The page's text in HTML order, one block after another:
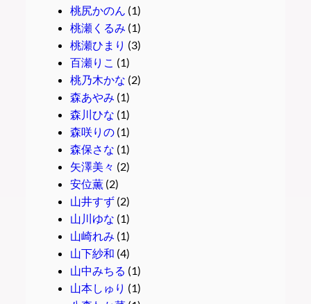
桃尻かのん (1)
桃瀬くるみ (1)
桃瀬ひまり (3)
百瀬りこ (1)
桃乃木かな (2)
森あやみ (1)
森川ひな (1)
森咲りの(1)
森保さな (1)
矢澤美々 (2)
安位薫(2)
山井すず(2)
山川ゆな (1)
山崎れみ (1)
山下紗和 (4)
山中みちる (1)
山本しゅり (1)